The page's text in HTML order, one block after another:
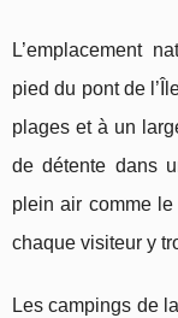
L’emplacement
pied du pont de
plages et à un
de détente dans
plein air comme
chaque visiteur y
Les campings de